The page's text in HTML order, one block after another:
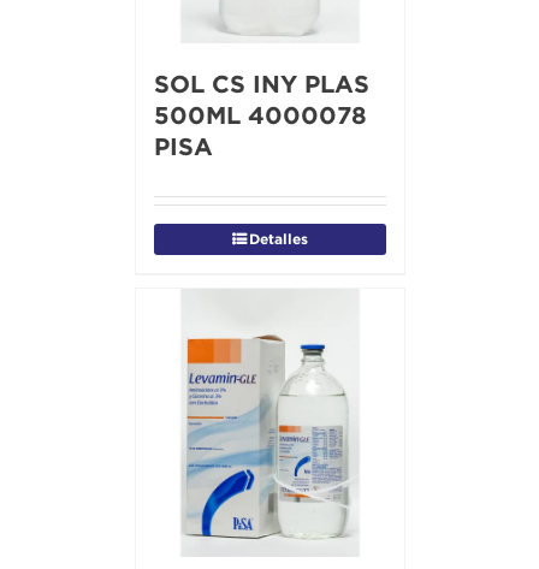
SOL CS INY PLAS
500ML 4000078
PISA
Detalles